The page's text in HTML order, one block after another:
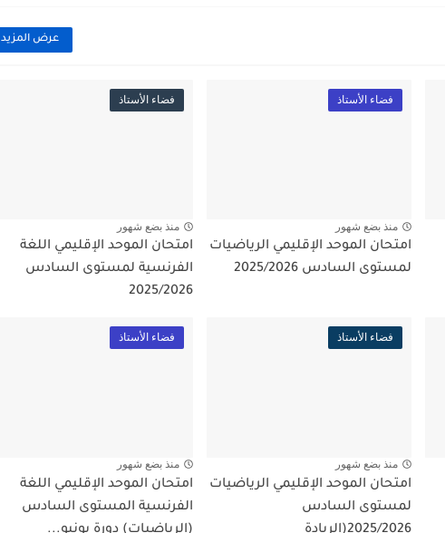
عرض المزيد
فضاء الأستاذ
منذ بضع شهور
امتحان الموحد الإقليمي الرياضيات
لمستوى السادس 2025/2026
فضاء الأستاذ
منذ بضع شهور
امتحان الموحد الإقليمي اللغة
الفرنسية لمستوى السادس
2025/2026
فضاء الأستاذ
منذ بضع شهور
امتحان الموحد الإقليمي الرياضيات
لمستوى السادس
2025/2026(الريادة
فضاء الأستاذ
منذ بضع شهور
امتحان الموحد الإقليمي اللغة
الفرنسية المستوى السادس
(الرياضيات) دورة يونيو...